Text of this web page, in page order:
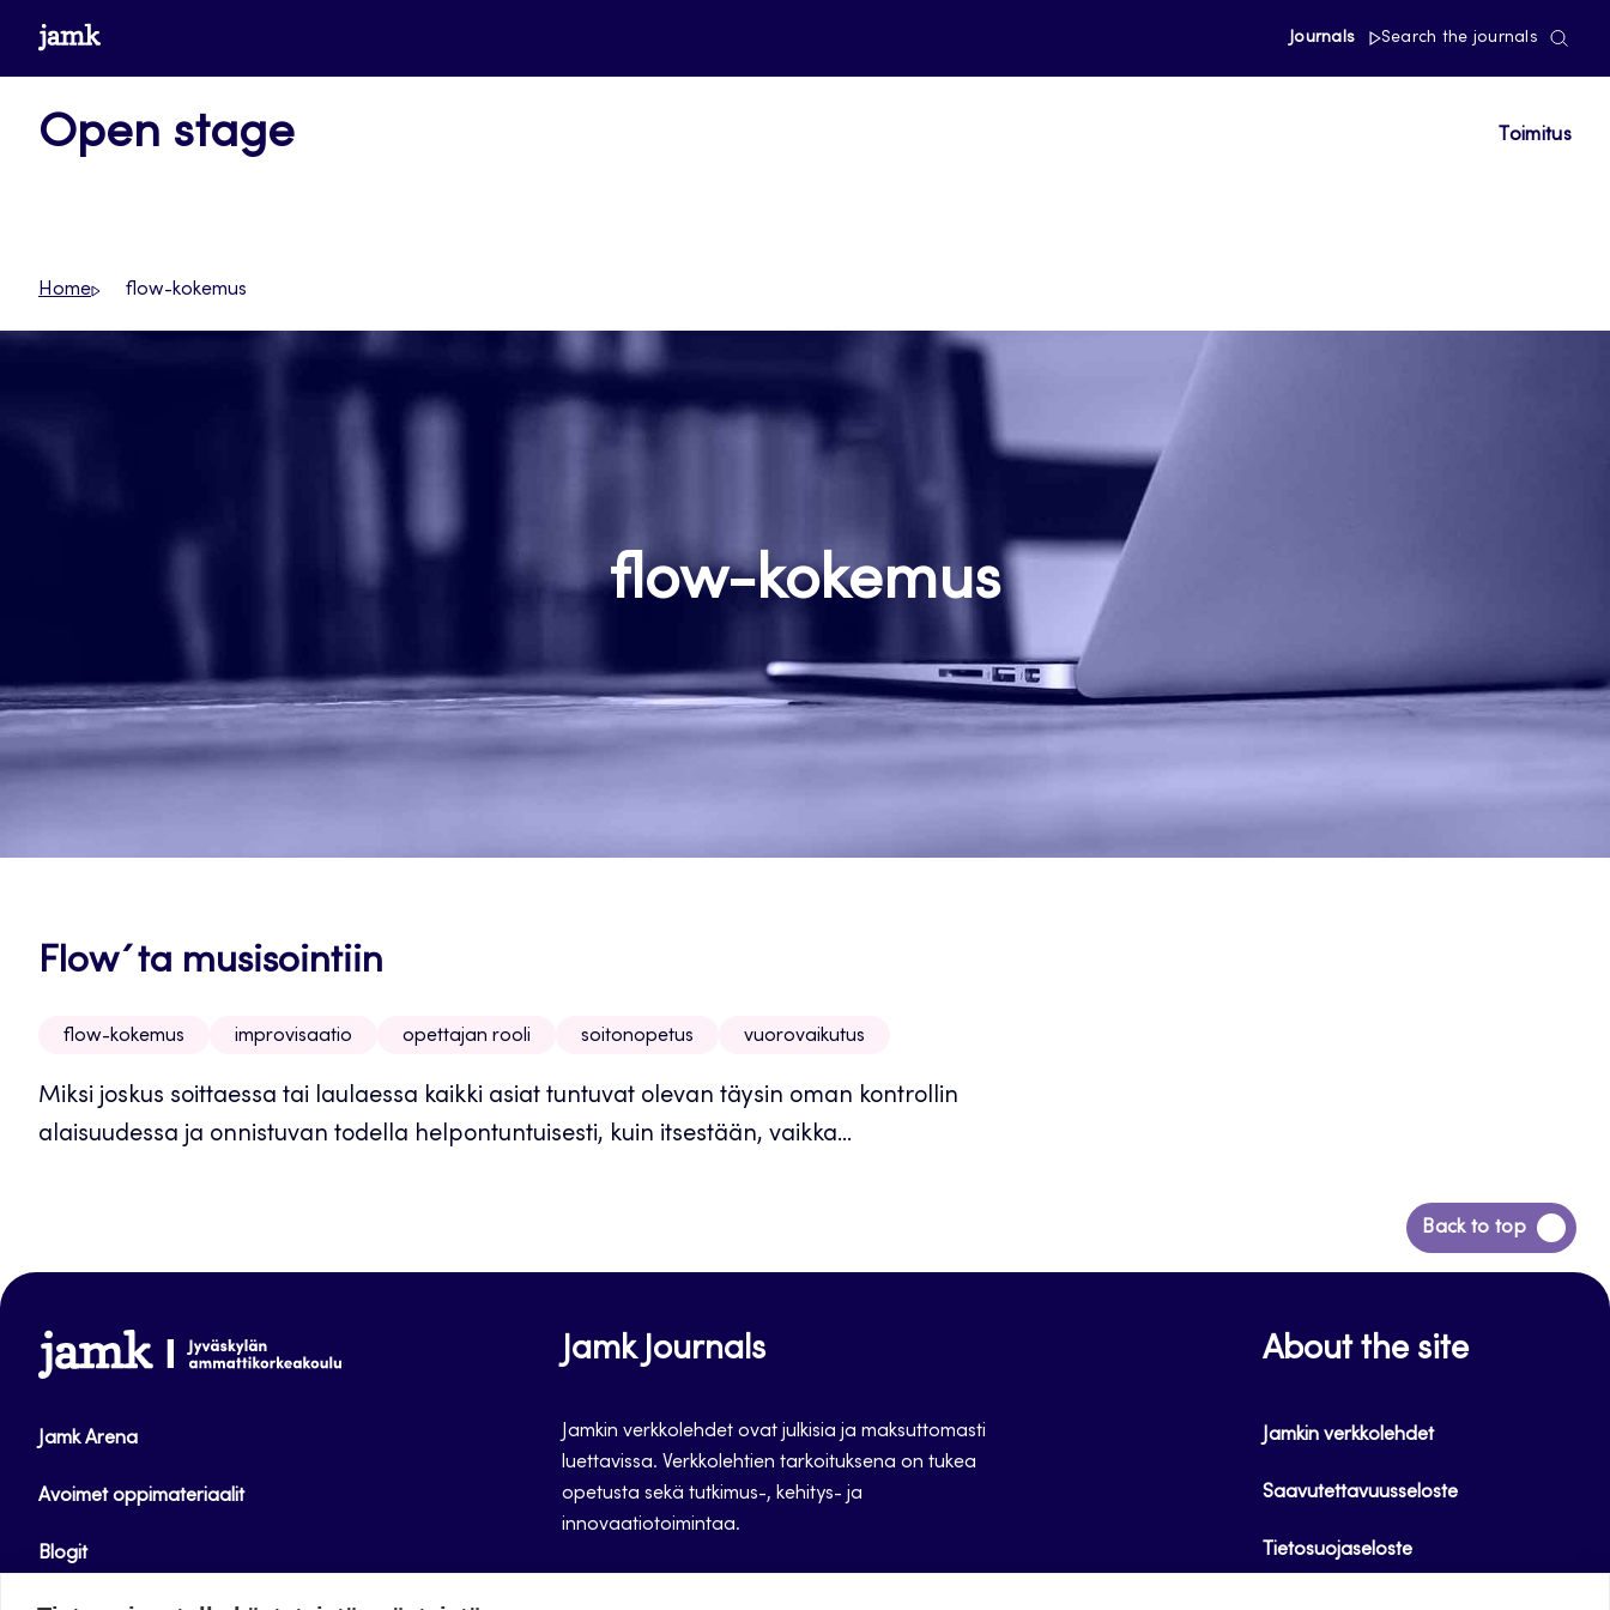
Siirrywww.jamk.fi Journals Search the journals
Open stage Toimitus
Home flow-kokemus
flow-kokemus
Flow´ta musisointiin
flow-kokemus improvisaatio opettajan rooli soitonopetus vuorovaikutus
Miksi joskus soittaessa tai laulaessa kaikki asiat tuntuvat olevan täysin oman kontrollin
alaisuudessa ja onnistuvan todella helpontuntuisesti, kuin itsestään, vaikka...
Back to top
Siirry
takaisin
www.jamk.fi
Jamk Arena
Avoimet oppimateriaalit
Blogit
Jamk Journals
Jamkin verkkolehdet ovat julkisia ja maksuttomasti
luettavissa. Verkkolehtien tarkoituksena on tukea
opetusta sekä tutkimus-, kehitys- ja
innovaatiotoimintaa.
About the site
Jamkin verkkolehdet
Saavutettavuusseloste
Tietosuojaseloste